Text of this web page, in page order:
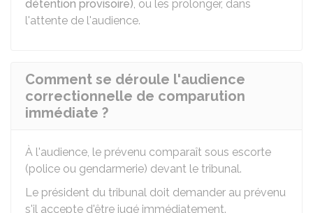
détention provisoire), ou les prolonger, dans
l'attente de l'audience.
Comment se déroule l'audience
correctionnelle de comparution
immédiate ?
À l'audience, le prévenu comparaît sous escorte
(police ou gendarmerie) devant le tribunal.
Le président du tribunal doit demander au prévenu
s'il accepte d'être jugé immédiatement.